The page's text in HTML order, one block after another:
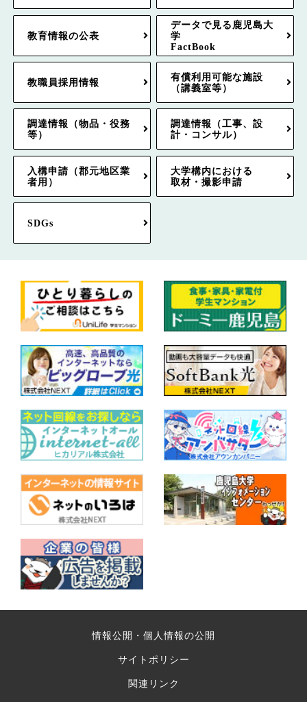
教育情報の公表
データで見る鹿児島大
学
FactBook
教職員採用情報
有償利用可能な施設
（講義室等）
調達情報（物品・役務
等）
調達情報（工事、設
計・コンサル）
入構申請（郡元地区業
者用）
大学構内における
取材・撮影申請
SDGs
情報公開・個人情報の公開
サイトポリシー
関連リンク